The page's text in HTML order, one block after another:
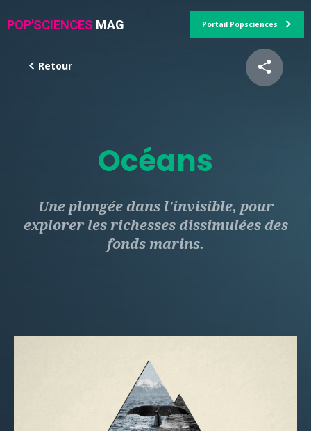
POP'SCIENCES MAG Portail Popsciences
Retour
Océans
Une plongée dans l'invisible, pour
explorer les richesses dissimulées des
fonds marins.